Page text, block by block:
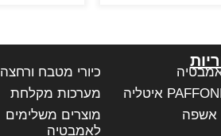
אשפה
כיורי מטבח ורחצה
מערכות מקלחת
מוצרים משלימים
לאמבטיה